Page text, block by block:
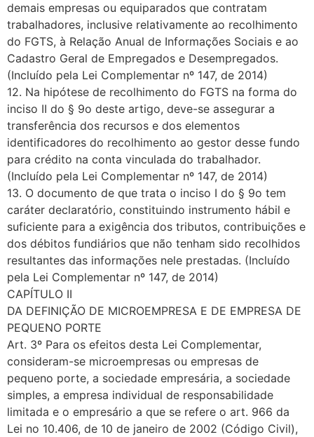
demais empresas ou equiparados que contratam
trabalhadores, inclusive relativamente ao recolhimento
do FGTS, à Relação Anual de Informações Sociais e ao
Cadastro Geral de Empregados e Desempregados.
(Incluído pela Lei Complementar nº 147, de 2014)
12. Na hipótese de recolhimento do FGTS na forma do
inciso II do § 9o deste artigo, deve-se assegurar a
transferência dos recursos e dos elementos
identificadores do recolhimento ao gestor desse fundo
para crédito na conta vinculada do trabalhador.
(Incluído pela Lei Complementar nº 147, de 2014)
13. O documento de que trata o inciso I do § 9o tem
caráter declaratório, constituindo instrumento hábil e
suficiente para a exigência dos tributos, contribuições e
dos débitos fundiários que não tenham sido recolhidos
resultantes das informações nele prestadas. (Incluído
pela Lei Complementar nº 147, de 2014)
CAPÍTULO II
DA DEFINIÇÃO DE MICROEMPRESA E DE EMPRESA DE
PEQUENO PORTE
Art. 3º Para os efeitos desta Lei Complementar,
consideram-se microempresas ou empresas de
pequeno porte, a sociedade empresária, a sociedade
simples, a empresa individual de responsabilidade
limitada e o empresário a que se refere o art. 966 da
Lei no 10.406, de 10 de janeiro de 2002 (Código Civil),